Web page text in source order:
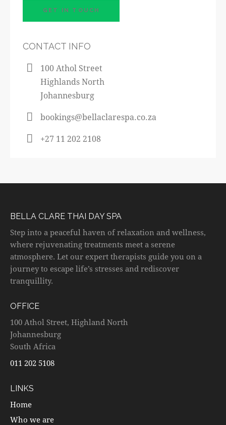
CONTACT INFO
100 Athol Street
Highlands North
Johannesburg
bookings@bellaclarespa.co.za
+27 11 202 2108
BELLA CLARE THAI DAY SPA
Step into a peaceful haven of relaxation and wellness,
where rejuvenating treatments meet a serene
atmosphere. Let our expert therapists guide you on a
journey to escape life’s stresses and rediscover
tranquillity.
OFFICE
100 Athol Street, Highland North
Johannesburg
South Africa
011 202 5108
LINKS
Home
Who we are